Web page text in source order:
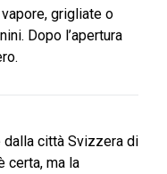
grigliate o
Dopo l’apertura
dalla città Svizzera di
certa, ma la